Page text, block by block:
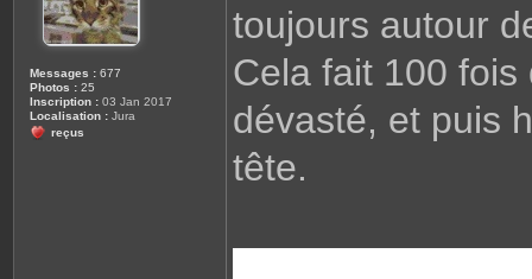
Messages : 677
Photos : 25
Inscription : 03 Jan 2017
Localisation : Jura
reçus
toujours autour
Cela fait 100
dévasté, et puis
tête.